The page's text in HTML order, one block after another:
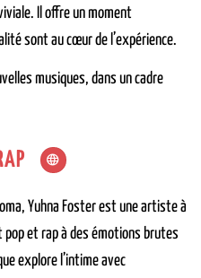
Il offre un moment
sont au cœur de l’expérience.
musiques, dans un cadre
Yuhna Foster est une artiste à
pop et rap à des émotions brutes
explore l’intime avec